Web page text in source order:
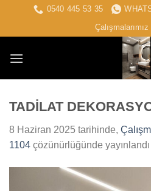
0540 445 53 35
Çalışmalarımız
TADİLAT
8 Haziran 2025 tarihinde,
1104 çözünürlüğünde yayınlandı